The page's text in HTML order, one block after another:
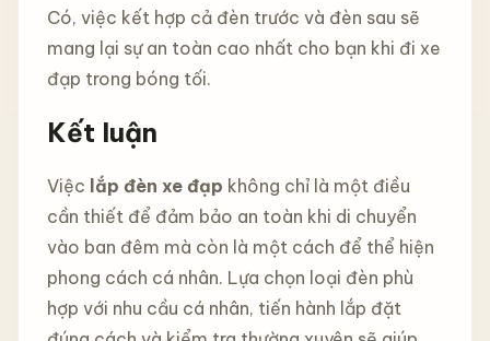
Có, việc kết hợp cả đèn trước và đèn sau sẽ
mang lại sự an toàn cao nhất cho bạn khi đi xe
đạp trong bóng tối.
Kết luận
Việc lắp đèn xe đạp không chỉ là một điều
cần thiết để đảm bảo an toàn khi di chuyển
vào ban đêm mà còn là một cách để thể hiện
phong cách cá nhân. Lựa chọn loại đèn phù
hợp với nhu cầu cá nhân, tiến hành lắp đặt